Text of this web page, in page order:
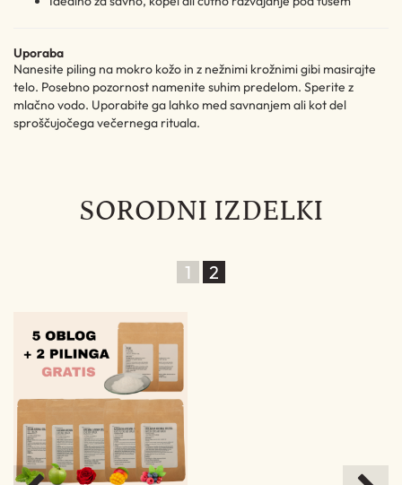
Uporaba
Nanesite piling na mokro kožo in z nežnimi krožnimi gibi masirajte
telo. Posebno pozornost namenite suhim predelom. Sperite z
mlačno vodo. Uporabite ga lahko med savnanjem ali kot del
sproščujočega večernega rituala.
SORODNI IZDELKI
1 2